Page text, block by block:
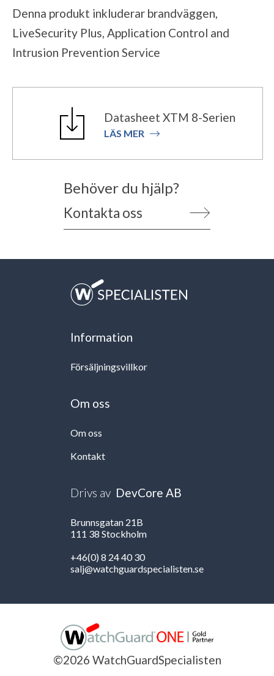
Denna produkt inkluderar brandväggen,
LiveSecurity Plus, Application Control and
Intrusion Prevention Service
Datasheet XTM 8-Serien
LÄS MER
Behöver du hjälp?
Kontakta oss
Information
Försäljningsvillkor
Om oss
Om oss
Kontakt
Drivs av DevCore AB
Brunnsgatan 21B
111 38 Stockholm
+46(0) 8 24 40 30
salj@watchguardspecialisten.se
©2026 WatchGuardSpecialisten